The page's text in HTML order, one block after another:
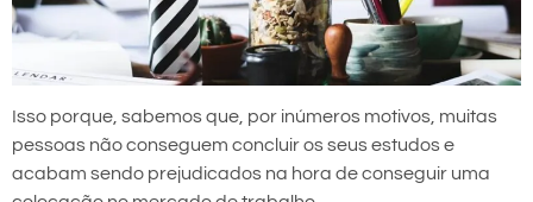
Isso porque, sabemos que, por inúmeros motivos, muitas
pessoas não conseguem concluir os seus estudos e
acabam sendo prejudicados na hora de conseguir uma